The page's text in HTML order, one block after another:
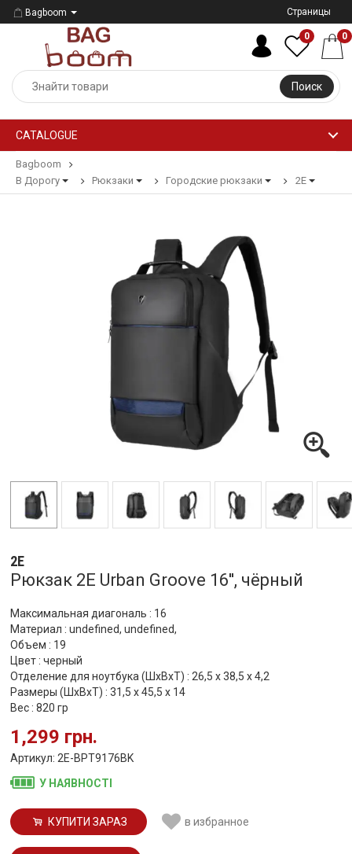
Bagboom Страницы
Поиск
0 0
CATALOGUE
Bagboom
В Дорогу
Рюкзаки Городские рюкзаки 2E
2E
Рюкзак 2E Urban Groove 16'', чёрный
Максимальная диагональ : 16
Материал : undefined, undefined,
Объем : 19
Цвет : черный
Отделение для ноутбука (ШхВхТ) : 26,5 x 38,5 x 4,2
Размеры (ШхВхТ) : 31,5 x 45,5 x 14
Вес : 820 гр
1,299 грн.
Артикул: 2E-BPT9176BK
У НАЯВНОСТІ
КУПИТИ ЗАРАЗ в избранное